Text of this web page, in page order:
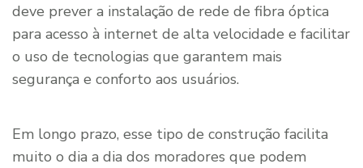
deve prever a instalação de rede de fibra óptica
para acesso à internet de alta velocidade e facilitar
o uso de tecnologias que garantem mais
segurança e conforto aos usuários.
Em longo prazo, esse tipo de construção facilita
muito o dia a dia dos moradores que podem